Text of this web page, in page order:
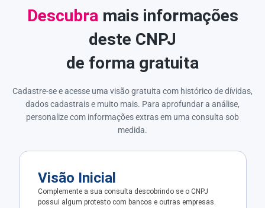
Descubra mais informações
deste CNPJ
de forma gratuita
Cadastre-se e acesse uma visão gratuita com histórico de dívidas,
dados cadastrais e muito mais. Para aprofundar a análise,
personalize com informações extras em uma consulta sob
medida.
Visão Inicial
Complemente a sua consulta descobrindo se o CNPJ
possui algum protesto com bancos e outras empresas.